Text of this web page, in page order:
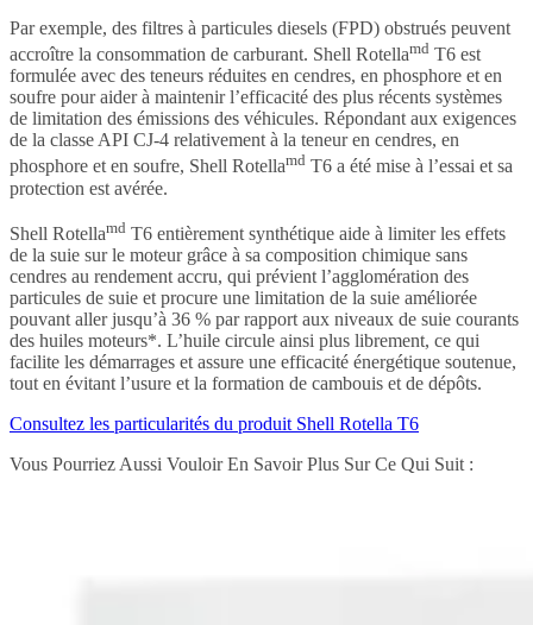
Par exemple, des filtres à particules diesels (FPD) obstrués peuvent
accroître la consommation de carburant. Shell Rotellamd T6 est
formulée avec des teneurs réduites en cendres, en phosphore et en
soufre pour aider à maintenir l’efficacité des plus récents systèmes
de limitation des émissions des véhicules. Répondant aux exigences
de la classe API CJ-4 relativement à la teneur en cendres, en
phosphore et en soufre, Shell Rotellamd T6 a été mise à l’essai et sa
protection est avérée.
Shell Rotellamd T6 entièrement synthétique aide à limiter les effets
de la suie sur le moteur grâce à sa composition chimique sans
cendres au rendement accru, qui prévient l’agglomération des
particules de suie et procure une limitation de la suie améliorée
pouvant aller jusqu’à 36 % par rapport aux niveaux de suie courants
des huiles moteurs*. L’huile circule ainsi plus librement, ce qui
facilite les démarrages et assure une efficacité énergétique soutenue,
tout en évitant l’usure et la formation de cambouis et de dépôts.
Consultez les particularités du produit Shell Rotella T6
Vous Pourriez Aussi Vouloir En Savoir Plus Sur Ce Qui Suit :